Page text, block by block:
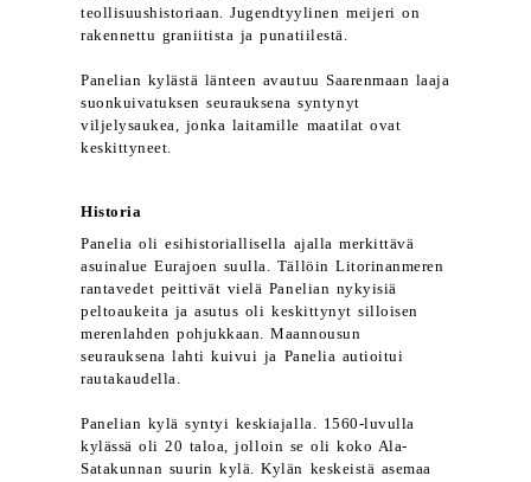
teollisuushistoriaan. Jugendtyylinen meijeri on
rakennettu graniitista ja punatiilestä.
Panelian kylästä länteen avautuu Saarenmaan laaja
suonkuivatuksen seurauksena syntynyt
viljelysaukea, jonka laitamille maatilat ovat
keskittyneet.
Historia
Panelia oli esihistoriallisella ajalla merkittävä
asuinalue Eurajoen suulla. Tällöin Litorinanmeren
rantavedet peittivät vielä Panelian nykyisiä
peltoaukeita ja asutus oli keskittynyt silloisen
merenlahden pohjukkaan. Maannousun
seurauksena lahti kuivui ja Panelia autioitui
rautakaudella.
Panelian kylä syntyi keskiajalla. 1560-luvulla
kylässä oli 20 taloa, jolloin se oli koko Ala-
Satakunnan suurin kylä. Kylän keskeistä asemaa